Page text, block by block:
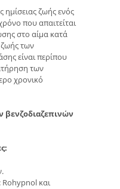
ζωής ενός
που απαιτείται
στο αίμα κατά
των
είναι περίπου
των
χρονικό
βενζοδιαζεπινών
Rohypnol και